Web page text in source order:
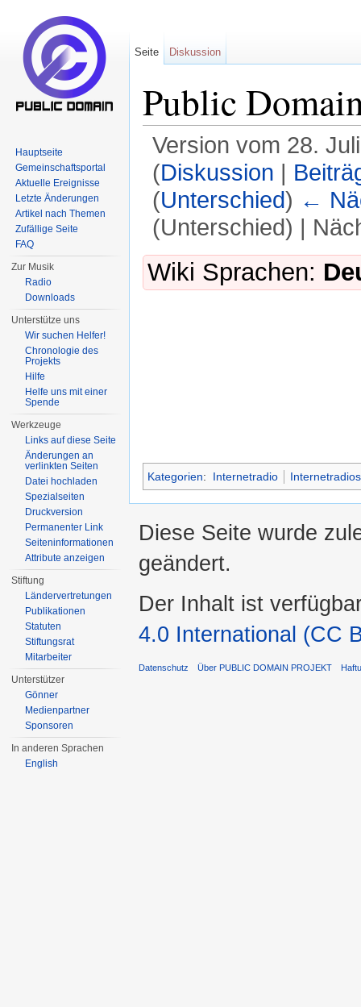
Public
Version vom 28.
(Diskussion |
(Unterschied) ←
(Unterschied) |
Wiki Sprachen:
Kategorien: Internetradio
Seite Diskussion
Hauptseite
Gemeinschaftsportal
Aktuelle Ereignisse
Letzte Änderungen
Artikel nach Themen
Zufällige Seite
FAQ
Zur Musik
Radio
Downloads
Unterstütze uns
Wir suchen Helfer!
Chronologie des
Projekts
Hilfe
Helfe uns mit einer
Spende
Werkzeuge
Links auf diese Seite
Änderungen an
verlinkten Seiten
Datei hochladen
Spezialseiten
Druckversion
Permanenter Link
Seiten­informationen
Attribute anzeigen
Stiftung
Ländervertretungen
Publikationen
Statuten
Stiftungsrat
Mitarbeiter
Unterstützer
Gönner
Medienpartner
Sponsoren
In anderen Sprachen
English
Diese Seite wurde
geändert.
Der Inhalt ist
4.0 International (CC
Datenschutz Über PUBLIC DOMAIN PROJEKT